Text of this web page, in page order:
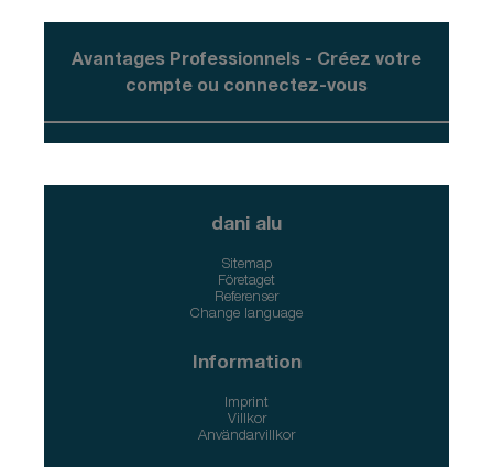
Avantages Professionnels - Créez votre
compte ou connectez-vous
dani alu
Sitemap
Företaget
Referenser
Change language
Information
Imprint
Villkor
Användarvillkor